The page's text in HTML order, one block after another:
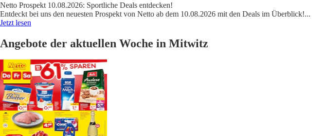
Netto Prospekt 10.08.2026: Sportliche Deals entdecken!
Entdeckt bei uns den neuesten Prospekt von Netto ab dem 10.08.2026 mit den Deals im Überblick!...
Jetzt lesen
Angebote der aktuellen Woche in Mitwitz